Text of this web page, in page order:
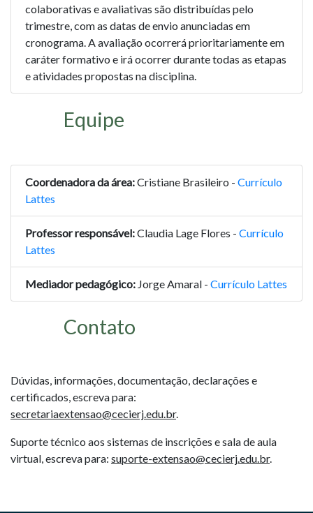
colaborativas e avaliativas são distribuídas pelo
trimestre, com as datas de envio anunciadas em
cronograma. A avaliação ocorrerá prioritariamente em
caráter formativo e irá ocorrer durante todas as etapas
e atividades propostas na disciplina.
Equipe
Coordenadora da área:Cristiane Brasileiro - Currículo
Lattes
Professor responsável:Claudia Lage Flores - Currículo
Lattes
Mediador pedagógico: Jorge Amaral - Currículo Lattes
Contato
Dúvidas, informações, documentação, declarações e
certificados, escreva para:
secretariaextensao@cecierj.edu.br.
Suporte técnico aos sistemas de inscrições e sala de aula
virtual, escreva para: suporte-extensao@cecierj.edu.br.